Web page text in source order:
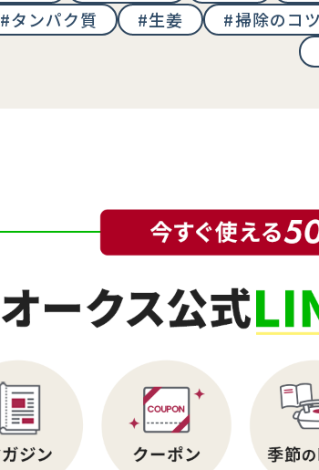
#タンパク質
#生姜 #掃除のコツ